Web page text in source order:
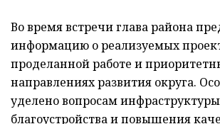
Во время встречи глава района
информацию о реализуемых
проделанной работе и
направлениях развития округа.
уделено вопросам
благоустройства и повышения